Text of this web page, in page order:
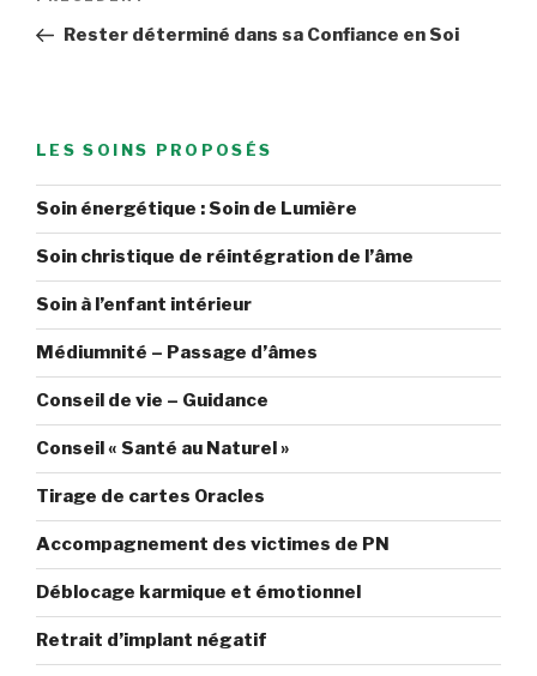
l’article
précédent
Rester déterminé dans sa Confiance en Soi
LES SOINS PROPOSÉS
Soin énergétique : Soin de Lumière
Soin christique de réintégration de l’âme
Soin à l’enfant intérieur
Médiumnité – Passage d’âmes
Conseil de vie – Guidance
Conseil « Santé au Naturel »
Tirage de cartes Oracles
Accompagnement des victimes de PN
Déblocage karmique et émotionnel
Retrait d’implant négatif